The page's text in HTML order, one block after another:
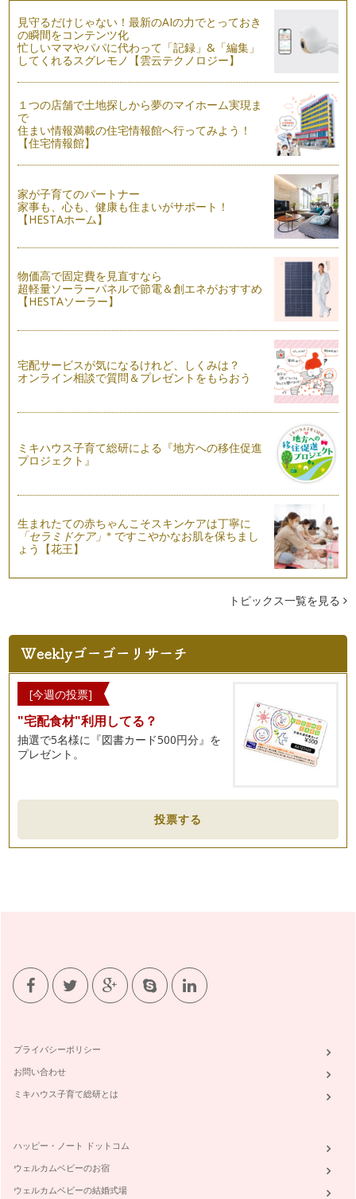
廃棄率ゼロパーセントのかつおぶし
お料理の下準備のとき、野菜くずなど、何かしらゴミ箱へ行っ
てしまうことが多いような気がするこ…
幼児食になったらおだし生活を親子で実践してみよう
味は「うま味」・「塩味」・「甘味」・「酸味」・「苦味」の
五味が基本とされています。味は人間…
世界で一番堅い食品「かつおぶし」のヒミツ
「かつおぶし」というと、薄くてフワフワ、花びらのようなも
のを思い浮かべる方も多いかもしれま…
妊娠期からのおだし生活のススメ
健康に問題がない20代、30代は自分自身の食生活を顧みる機
毎日のティータイムに♪簡単本格的なおだしの取り方、取り入
れ方
赤ちゃんとの離乳食をきっかけに、おだしを意識して食事に取
り入れ始める方も多いのではないでし…
生後５，６ヵ月になると離乳に向けての第一歩、離乳食がはじ
まります。おかゆや野菜そのものをト…
見守るだけじゃない！最新のAIの力でとっておき
の瞬間をコンテンツ化
忙しいママやパパに代わって「記録」&「編集」
してくれるスグレモノ【雲云テクノロジー】
１つの店舗で土地探しから夢のマイホーム実現ま
で
住まい情報満載の住宅情報館へ行ってみよう！
【住宅情報館】
家が子育てのパートナー
家事も、心も、健康も住まいがサポート！
【HESTAホーム】
物価高で固定費を見直すなら
超軽量ソーラーパネルで節電＆創エネがおすすめ
【HESTAソーラー】
宅配サービスが気になるけれど、しくみは？
オンライン相談で質問＆プレゼントをもらおう
ミキハウス子育て総研による『地方への移住促進
プロジェクト』
生まれたての赤ちゃんこそスキンケアは丁寧に
「セラミドケア」※ ですこやかなお肌を保ちまし
ょう【花王】
トピックス一覧を見る
[今週の投票]
"宅配食材"利用してる？
抽選で5名様に『図書カード500円分』を
プレゼント。
投票する
プライバシーポリシー
お問い合わせ
ミキハウス子育て総研とは
ハッピー・ノート ドットコム
ウェルカムベビーのお宿
ウェルカムベビーの結婚式場